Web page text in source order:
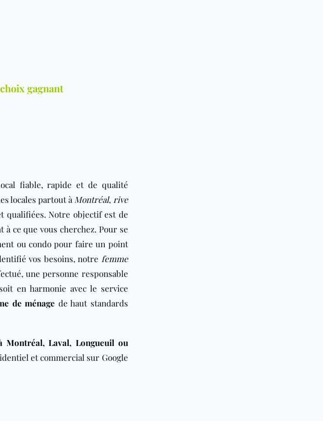
gagnant
fiable, rapide et de qualité
locales partout à Montréal, rive
qualifiées. Notre objectif est de
ce que vous cherchez. Pour se
ou condo pour faire un point
vos besoins, notre femme
une personne responsable
en harmonie avec le service
de ménage de haut standards
Montréal, Laval, Longueuil ou
et commercial sur Google